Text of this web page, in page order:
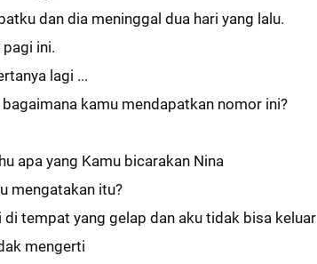
dan dia meninggal dua hari yang lalu.
ini.
lagi ...
kamu mendapatkan nomor ini?
apa yang Kamu bicarakan Nina
mengatakan itu?
di tempat yang gelap dan aku tidak bisa keluar
mengerti